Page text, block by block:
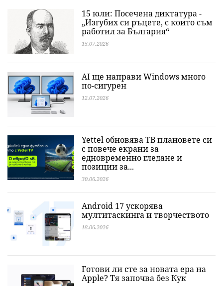
15 юли: Посечена диктатура -
„Изгубих си ръцете, с които съм
работил за България“
15.07.2026
AI ще направи Windows много
по-сигурен
12.07.2026
Yettel обновява ТВ плановете си
с повече екрани за
едновременно гледане и
позиции за...
30.06.2026
Android 17 ускорява
мултитаскинга и творчеството
18.06.2026
Готови ли сте за новата ера на
Apple? Тя започва без Кук